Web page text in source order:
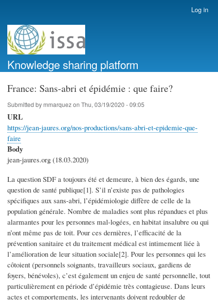
account
menu
Log in
Knowledge sharing platform
France: Sans-abri et épidémie : que faire?
Submitted by mmarquezon Thu, 03/19/2020 - 09:05
URL
https://jean-jaures.org/nos-productions/sans-abri-et-epidemie-que-
faire
Body
jean-jaures.org (18.03.2020)
La question SDF a toujours été et demeure, à bien des égards, une
question de santé publique[1]. S’il n’existe pas de pathologies
spécifiques aux sans-abri, l’épidémiologie diffère de celle de la
population générale. Nombre de maladies sont plus répandues et plus
alarmantes pour les personnes mal-logées, en habitat insalubre ou qui
n’ont même pas de toit. Pour ces dernières, l’efficacité de la
prévention sanitaire et du traitement médical est intimement liée à
l’amélioration de leur situation sociale[2]. Pour les personnes qui les
côtoient (personnels soignants, travailleurs sociaux, gardiens de
foyers, bénévoles), c’est également un enjeu de santé personnelle, tout
particulièrement en période d’épidémie très contagieuse. Dans leurs
actes et comportements, les intervenants doivent redoubler de